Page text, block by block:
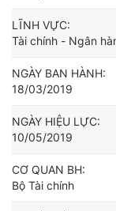
LĨNH VỰC:
Tài chính - Ngân
NGÀY BAN HÀNH:
18/03/2019
NGÀY HIỆU LỰC:
10/05/2019
CƠ QUAN BH:
Bộ Tài chính